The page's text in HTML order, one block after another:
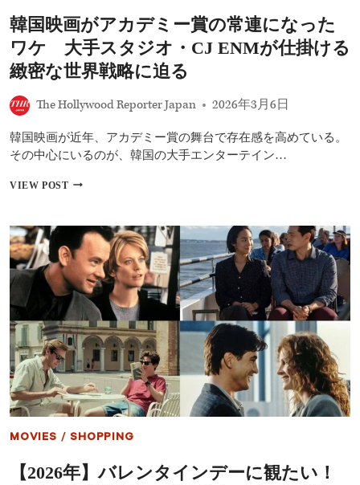
ト・
ス
ピ
リ
ッ
賞
2
冠！
韓国映画がアカデミー賞の常連になった
ワケ 大手スタジオ・CJ ENMが仕掛ける
緻密な世界戦略に迫る
The Hollywood Reporter Japan 2026年3月6日
韓国映画が近年、アカデミー賞の舞台で存在感を高めている。
その中心にいるのが、韓国の大手エンターテイン…
VIEW POST韓
画
ア
デ
ミ
ー
賞
の
常
連
に
な
っ
ワ
大
MOVIES /SHOPPING
【2026年】バレンタインデーに観たい！